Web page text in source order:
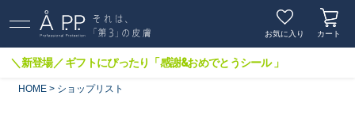
お気に入り カート
＼新登場／ ギフトにぴったり「感謝&おめでとうシール 」
HOME ショップリスト